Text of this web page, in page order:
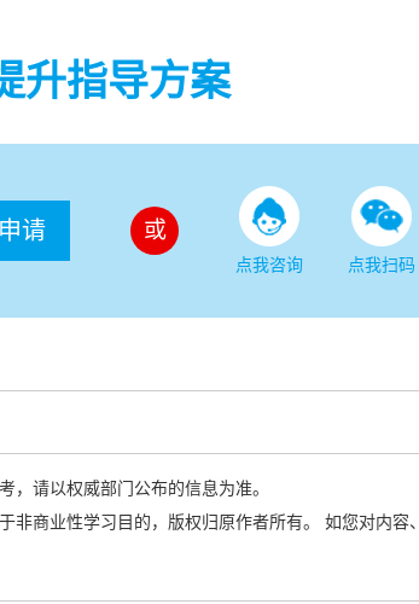
升指导方案
请 或
点我咨询 点我扫码
，请以权威部门公布的信息为准。
非商业性学习目的，版权归原作者所有。 如您对内容、